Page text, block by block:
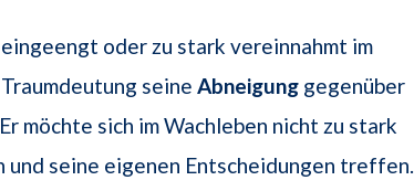
oder zu stark vereinnahmt im
seine Abneigung gegenüber
möchte sich im Wachleben nicht zu stark
seine eigenen Entscheidungen treffen.